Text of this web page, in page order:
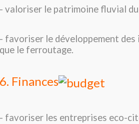
- valoriser le patrimoine fluvial
- favoriser le développement
que le ferroutage.
6. Finances
- favoriser les entreprises eco-